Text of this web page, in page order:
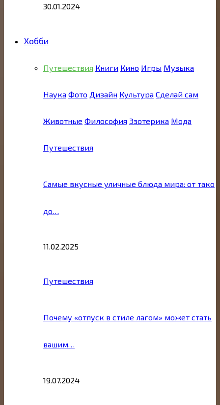
30.01.2024
Хобби
Путешествия Книги Кино Игры Музыка
Наука Фото Дизайн Культура Сделай сам
Животные Философия Эзотерика Мода
Путешествия
Самые вкусные уличные блюда мира: от тако
до…
11.02.2025
Путешествия
Почему «отпуск в стиле лагом» может стать
вашим…
19.07.2024